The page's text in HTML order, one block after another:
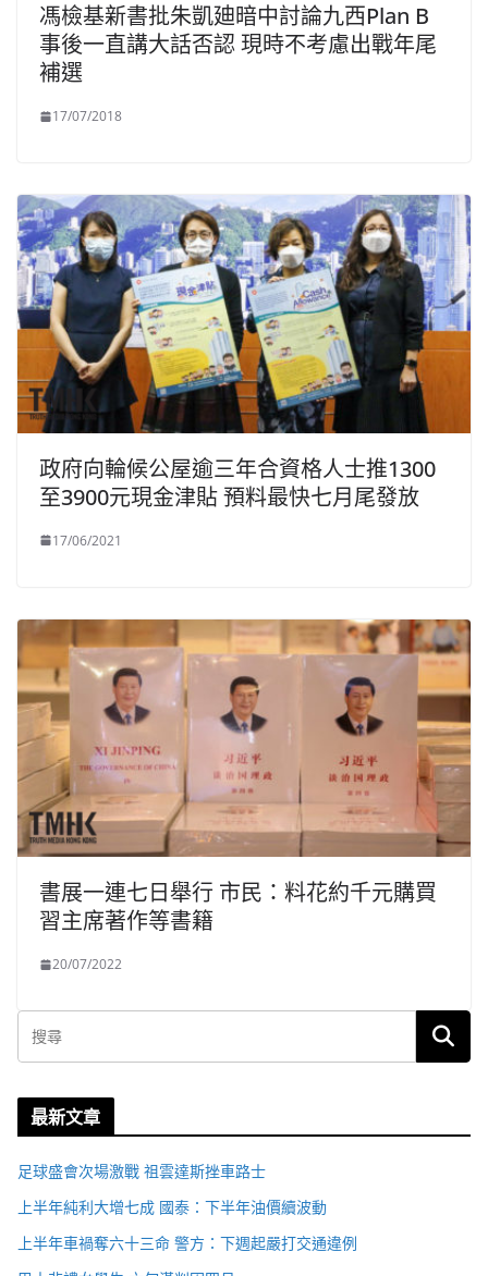
馮檢基新書批朱凱廸暗中討論九西Plan B
事後一直講大話否認 現時不考慮出戰年尾
補選
17/07/2018
政府向輪候公屋逾三年合資格人士推1300
至3900元現金津貼 預料最快七月尾發放
17/06/2021
書展一連七日舉行 市民：料花約千元購買
習主席著作等書籍
20/07/2022
最新文章
足球盛會次場激戰 祖雲達斯挫車路士
上半年純利大增七成 國泰：下半年油價續波動
上半年車禍奪六十三命 警方：下週起嚴打交通違例